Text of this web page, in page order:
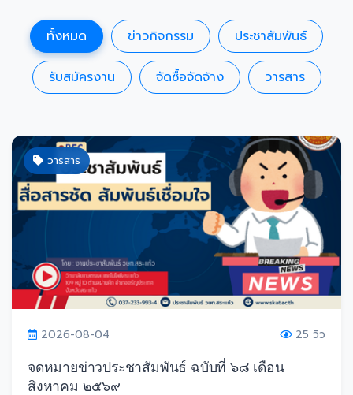
ทั้งหมด ข่าวกิจกรรม ประชาสัมพันธ์
รับสมัครงาน จัดซื้อจัดจ้าง วารสาร
วารสาร
2026-08-04
25 วิว
จดหมายข่าวประชาสัมพันธ์ ฉบับที่ ๖๘ เดือน
สิงหาคม ๒๕๖๙